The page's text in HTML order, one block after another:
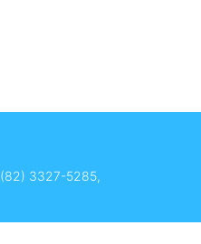
(82) 3327-5285,